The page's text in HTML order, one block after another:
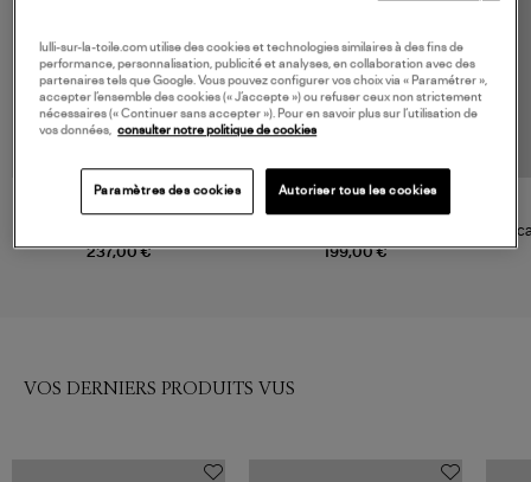
237,00 €
TORAL
199,00 €
SEBAGO
Woman Total Black
VOS DERNIERS PRODUITS VUS
lulli-sur-la-toile.com utilise des cookies et technologies similaires à des fins de
performance, personnalisation, publicité et analyses, en collaboration avec des
partenaires tels que Google. Vous pouvez configurer vos choix via « Paramétrer »,
accepter l’ensemble des cookies (« J’accepte ») ou refuser ceux non strictement
nécessaires (« Continuer sans accepter »). Pour en savoir plus sur l’utilisation de
vos données, consulter notre politique de cookies
Paramètres des cookies Autoriser tous les cookies